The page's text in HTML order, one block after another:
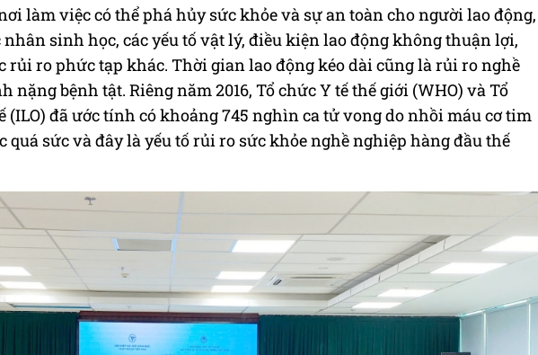
làm việc có thể phá hủy sức khỏe và sự an toàn cho người lao động,
nhân sinh học, các yếu tố vật lý, điều kiện lao động không thuận lợi,
rủi ro phức tạp khác. Thời gian lao động kéo dài cũng là rủi ro nghề
nặng bệnh tật. Riêng năm 2016, Tổ chức Y tế thế giới (WHO) và Tổ
(ILO) đã ước tính có khoảng 745 nghìn ca tử vong do nhồi máu cơ tim
quá sức và đây là yếu tố rủi ro sức khỏe nghề nghiệp hàng đầu thế